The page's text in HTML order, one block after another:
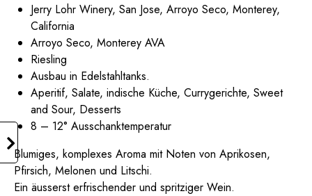
Jerry Lohr Winery, San Jose, Arroyo Seco, Monterey,
California
Arroyo Seco, Monterey AVA
Riesling
Ausbau in Edelstahltanks.
Aperitif, Salate, indische Küche, Currygerichte, Sweet
and Sour, Desserts
8 – 12° Ausschanktemperatur
Blumiges, komplexes Aroma mit Noten von Aprikosen,
Pfirsich, Melonen und Litschi.
Ein äusserst erfrischender und spritziger Wein.